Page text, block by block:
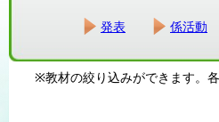
発表 係活動
※教材の絞り込みができます。